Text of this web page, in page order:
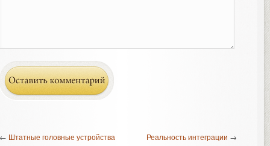
Штатные головные устройства Реальность интеграции →